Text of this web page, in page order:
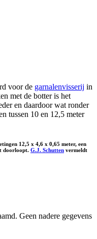
voor de garnalenvisserij in
met de botter is het
en daardoor wat ronder
tussen 10 en 12,5 meter
12,5 x 4,6 x 0,65 meter, een
doorloopt. G.J. Schutten vermeldt
Geen nadere gegevens